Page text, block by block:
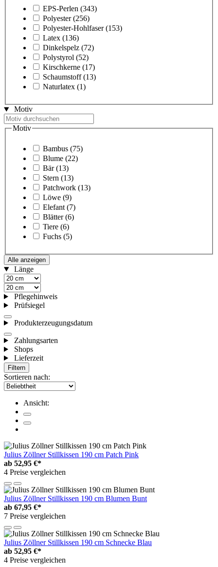
EPS-Perlen (343)
Polyester (256)
Polyester-Hohlfaser (153)
Latex (136)
Dinkelspelz (72)
Polystyrol (52)
Kirschkerne (17)
Schaumstoff (13)
Naturlatex (1)
Motiv
Motiv
Bambus (75)
Blume (22)
Bär (13)
Stern (13)
Patchwork (13)
Löwe (9)
Elefant (7)
Blätter (6)
Tiere (6)
Fuchs (5)
Alle anzeigen
Länge
Pflegehinweis
Prüfsiegel
Produkterzeugungsdatum
Zahlungsarten
Shops
Lieferzeit
Filtern
Sortieren nach:
Ansicht:
Julius Zöllner Stillkissen 190 cm Patch Pink
ab 52,95 €*
4 Preise vergleichen
Julius Zöllner Stillkissen 190 cm Blumen Bunt
ab 67,95 €*
7 Preise vergleichen
Julius Zöllner Stillkissen 190 cm Schnecke Blau
ab 52,95 €*
4 Preise vergleichen